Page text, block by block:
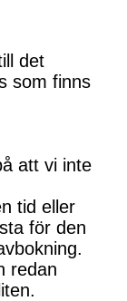
det
som finns
att vi inte
tid eller
för den
redan